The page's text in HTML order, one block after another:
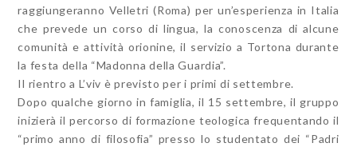
raggiungeranno Velletri (Roma) per un’esperienza in Italia
che prevede un corso di lingua, la conoscenza di alcune
comunità e attività orionine, il servizio a Tortona durante
la festa della “Madonna della Guardia”.
Il rientro a L’viv è previsto per i primi di settembre.
Dopo qualche giorno in famiglia, il 15 settembre, il gruppo
inizierà il percorso di formazione teologica frequentando il
“primo anno di filosofia” presso lo studentato dei “Padri